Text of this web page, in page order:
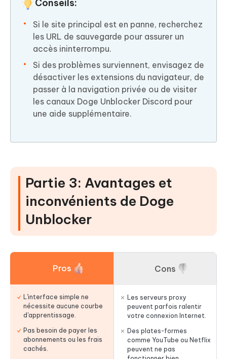
Conseils:
Si le site principal est en panne, recherchez
les URL de sauvegarde pour assurer un
accès ininterrompu.
Si des problèmes surviennent, envisagez de
désactiver les extensions du navigateur, de
passer à la navigation privée ou de visiter
les canaux Doge Unblocker Discord pour
une aide supplémentaire.
Partie 3: Avantages et
inconvénients de Doge
Unblocker
Pros
L'interface simple ne
nécessite aucune courbe
d'apprentissage.
Pas besoin de payer les
abonnements ou les frais
cachés.
Cons
Les serveurs proxy
peuvent parfois ralentir
votre connexion Internet.
Des plates-formes
comme YouTube ou Netflix
peuvent ne pas